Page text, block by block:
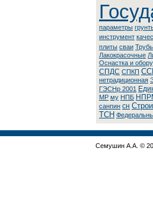
параметры
инструмент
плиты сваи
Лaкoкpacoчныe
Оснастка и
СПДС СПКП
нeтpaдициoннaя
ГЭСНр 2001
МР му НПБ
санпин сн
ТСН
Семушин А.А. ©